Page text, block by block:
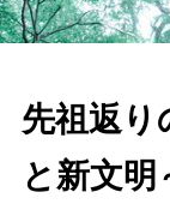
先祖返り
と新文明